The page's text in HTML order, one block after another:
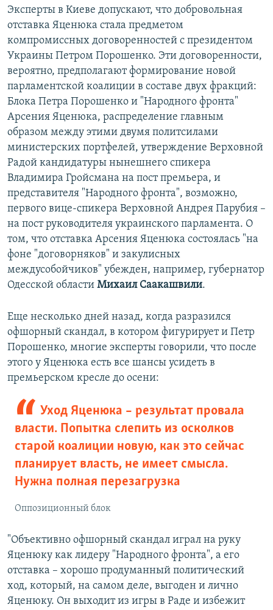
Эксперты в Киеве допускают, что добровольная
отставка Яценюка стала предметом
компромиссных договоренностей с президентом
Украины Петром Порошенко. Эти договоренности,
вероятно, предполагают формирование новой
парламентской коалиции в составе двух фракций:
Блока Петра Порошенко и "Народного фронта"
Арсения Яценюка, распределение главным
образом между этими двумя политсилами
министерских портфелей, утверждение Верховной
Радой кандидатуры нынешнего спикера
Владимира Гройсмана на пост премьера, и
представителя "Народного фронта", возможно,
первого вице-спикера Верховной Андрея Парубия –
на пост руководителя украинского парламента. О
том, что отставка Арсения Яценюка состоялась "на
фоне "договорняков" и закулисных
междусобойчиков" убежден, например, губернатор
Одесской области Михаил Саакашвили.
Еще несколько дней назад, когда разразился
офшорный скандал, в котором фигурирует и Петр
Порошенко, многие эксперты говорили, что после
этого у Яценюка есть все шансы усидеть в
премьерском кресле до осени:
Уход Яценюка – результат провала
власти. Попытка слепить из осколков
старой коалиции новую, как это сейчас
планирует власть, не имеет смысла.
Нужна полная перезагрузка
Оппозиционный блок
"Объективно офшорный скандал играл на руку
Яценюку как лидеру "Народного фронта", а его
отставка – хорошо продуманный политический
ход, который, на самом деле, выгоден и лично
Яценюку. Он выходит из игры в Раде и избежит